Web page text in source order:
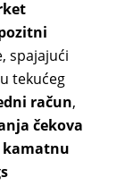
spajajući
tekućeg
račun,
čekova
kamatnu